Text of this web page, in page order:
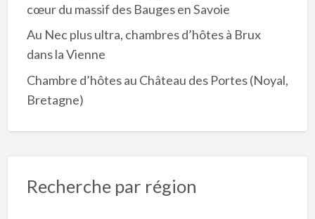
cœur du massif des Bauges en Savoie
Au Nec plus ultra, chambres d’hôtes à Brux
dans la Vienne
Chambre d’hôtes au Château des Portes (Noyal,
Bretagne)
Recherche par région